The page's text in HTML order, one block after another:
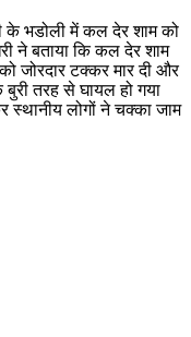
के भडोली में कल देर शाम को
ने बताया कि कल देर शाम
जोरदार टक्कर मार दी और
तरह से घायल हो गया
लोगों ने चक्का जाम